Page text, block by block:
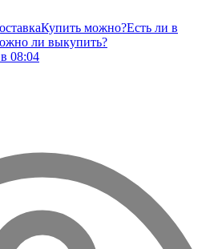
Купить можно?Есть ли в
ли выкупить?
08:04